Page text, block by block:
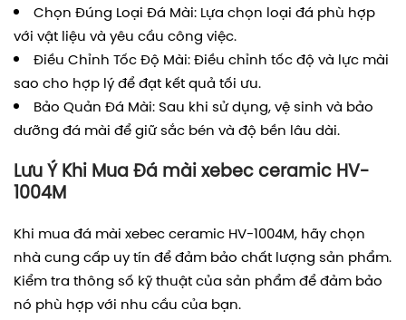
Chọn Đúng Loại Đá Mài: Lựa chọn loại đá phù hợp
với vật liệu và yêu cầu công việc.
Điều Chỉnh Tốc Độ Mài: Điều chỉnh tốc độ và lực mài
sao cho hợp lý để đạt kết quả tối ưu.
Bảo Quản Đá Mài: Sau khi sử dụng, vệ sinh và bảo
dưỡng đá mài để giữ sắc bén và độ bền lâu dài.
Lưu Ý Khi Mua Đá mài xebec ceramic HV-
1004M
Khi mua đá mài xebec ceramic HV-1004M, hãy chọn
nhà cung cấp uy tín để đảm bảo chất lượng sản phẩm.
Kiểm tra thông số kỹ thuật của sản phẩm để đảm bảo
nó phù hợp với nhu cầu của bạn.